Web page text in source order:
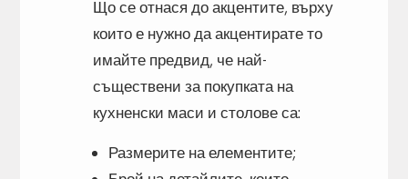
Що се отнася до акцентите, върху
които е нужно да акцентирате то
имайте предвид, че най-
съществени за покупката на
кухненски маси и столове са:
Размерите на елементите;